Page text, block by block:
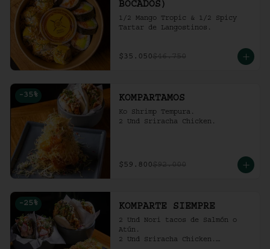
BOCADOS)
1/2 Mango Tropic & 1/2 Spicy
Tartar de Langostinos.
$35.050$46.750
-35 % KOMPARTAMOS
Ko Shrimp Tempura.
2 Und Sriracha Chicken.
$59.800$92.000
-25 % KOMPARTE SIEMPRE
2 Und Nori tacos de Salmón o
Atún.
2 Und Sriracha Chicken.